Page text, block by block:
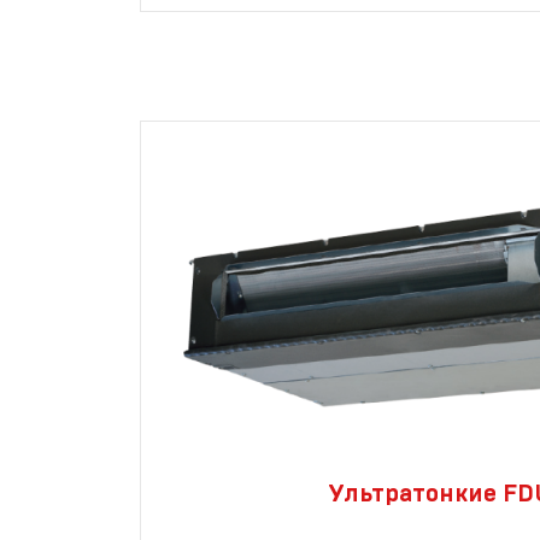
Ультратонкие